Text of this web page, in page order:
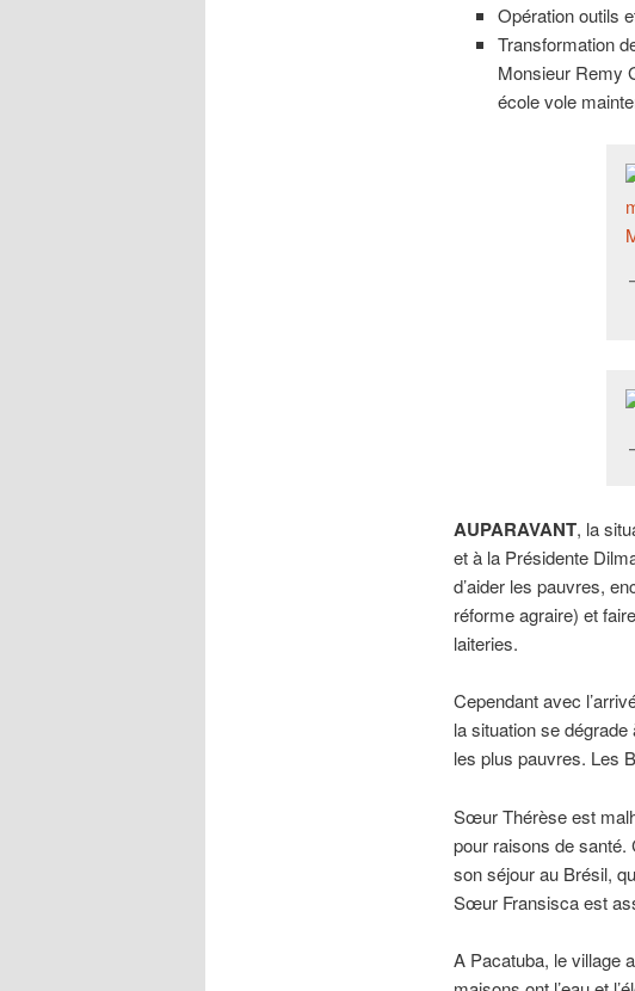
Opération outils
Transformation
Monsieur Remy
école vole
AUPARAVANT, la
et à la Présidente
d’aider les pauvres,
réforme agraire) et
laiteries.
Cependant avec
la situation se
les plus pauvres. Les
Sœur Thérèse est
pour raisons de
son séjour au Brésil,
Sœur Fransisca est
A Pacatuba, le village